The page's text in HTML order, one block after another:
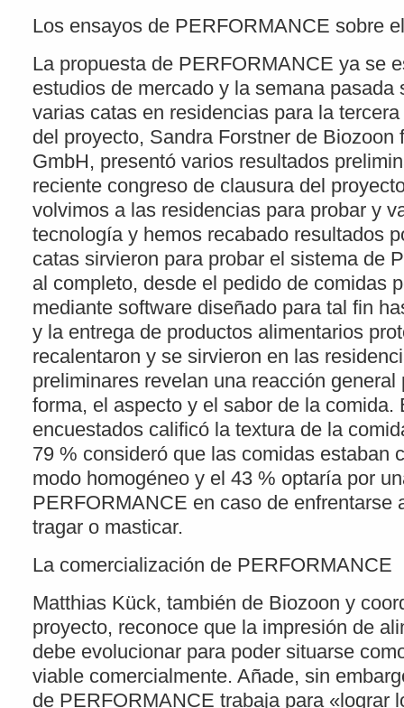
Los ensayos de PERFORMANCE sobre
La propuesta de PERFORMANCE ya se
estudios de mercado y la semana pasada
varias catas en residencias para la
del proyecto, Sandra Forstner de Biozoon
GmbH, presentó varios resultados
reciente congreso de clausura del
volvimos a las residencias para probar y
tecnología y hemos recabado resultados
catas sirvieron para probar el sistema de
al completo, desde el pedido de comidas
mediante software diseñado para tal fin
y la entrega de productos alimentarios
recalentaron y se sirvieron en las
preliminares revelan una reacción general
forma, el aspecto y el sabor de la comida.
encuestados calificó la textura de la
79 % consideró que las comidas estaban
modo homogéneo y el 43 % optaría por
PERFORMANCE en caso de enfrentarse
tragar o masticar.
La comercialización de PERFORMANCE
Matthias Kück, también de Biozoon y
proyecto, reconoce que la impresión de
debe evolucionar para poder situarse
viable comercialmente. Añade, sin
de PERFORMANCE trabaja para «lograr